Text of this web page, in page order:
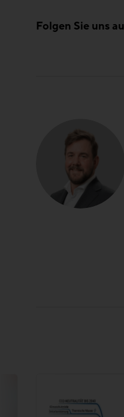
Folgen Sie uns